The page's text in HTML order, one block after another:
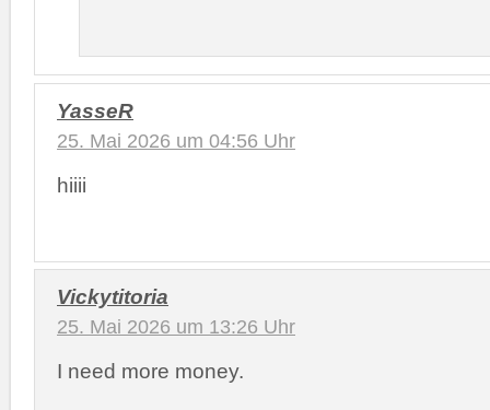
YasseR
25. Mai 2026 um 04:56 Uhr
hiiii
Vickytitoria
25. Mai 2026 um 13:26 Uhr
I need more money.